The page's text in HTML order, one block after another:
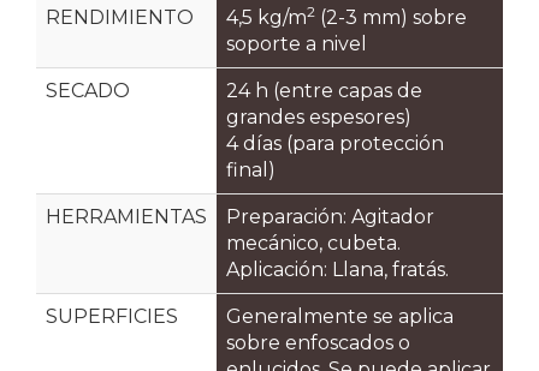
RENDIMIENTO 4,5 kg/m2 (2-3 mm) sobre
soporte a nivel
SECADO
24 h (entre capas de
grandes espesores)
4 días (para protección
final)
HERRAMIENTAS
Preparación: Agitador
mecánico, cubeta.
Aplicación: Llana, fratás.
SUPERFICIES
Generalmente se aplica
sobre enfoscados o